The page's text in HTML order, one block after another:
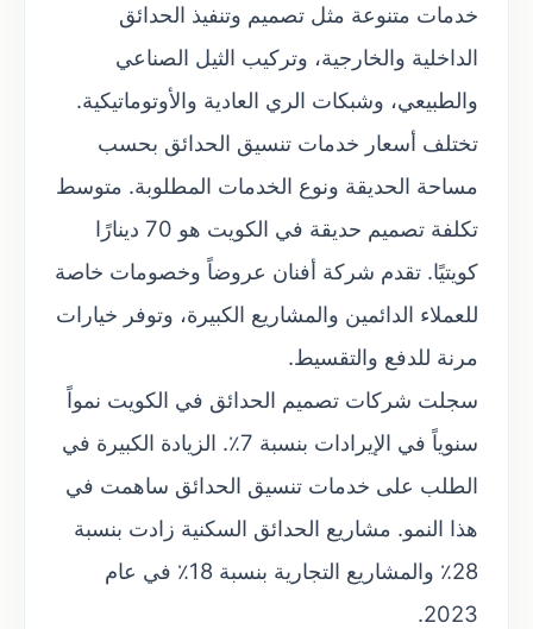
خدمات متنوعة مثل تصميم وتنفيذ الحدائق
الداخلية والخارجية، وتركيب الثيل الصناعي
والطبيعي، وشبكات الري العادية والأوتوماتيكية.
تختلف أسعار خدمات تنسيق الحدائق بحسب
مساحة الحديقة ونوع الخدمات المطلوبة. متوسط
تكلفة تصميم حديقة في الكويت هو 70 دينارًا
كويتيًا. تقدم شركة أفنان عروضاً وخصومات خاصة
للعملاء الدائمين والمشاريع الكبيرة، وتوفر خيارات
مرنة للدفع والتقسيط.
سجلت شركات تصميم الحدائق في الكويت نمواً
سنوياً في الإيرادات بنسبة 7٪. الزيادة الكبيرة في
الطلب على خدمات تنسيق الحدائق ساهمت في
هذا النمو. مشاريع الحدائق السكنية زادت بنسبة
28٪ والمشاريع التجارية بنسبة 18٪ في عام
2023.